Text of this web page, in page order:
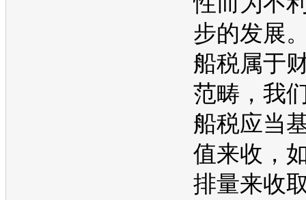
步的发展
船税属于
范畴，我
船税应当
值来收，
排量来收